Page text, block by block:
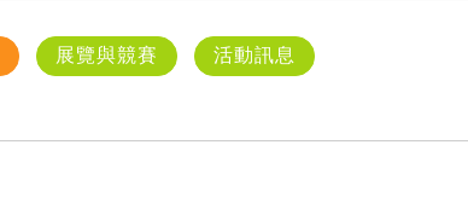
展覽與競賽 活動訊息